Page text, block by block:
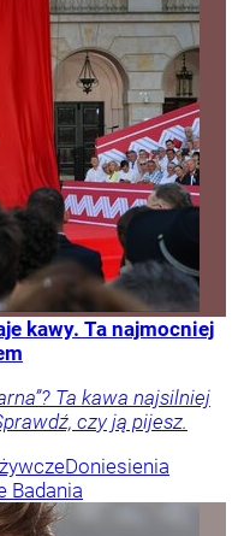
kawy. Ta najmocniej
Ta kawa najsilniej
czy ją pijesz.
Doniesienia
Badania